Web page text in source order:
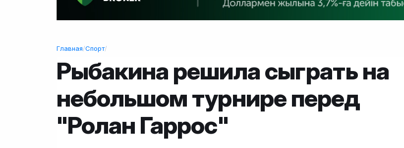
Главная/Спорт/
Рыбакина решила сыграть на
небольшом турнире перед
"Ролан Гаррос"